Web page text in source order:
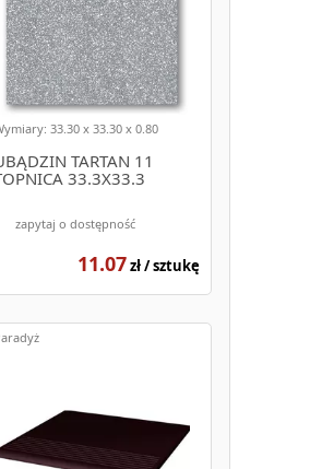
TARTAN 11
33.3X33.3
33.30 x 33.30 x 0.80
zapytaj o dostępność
11.07zł / sztukę